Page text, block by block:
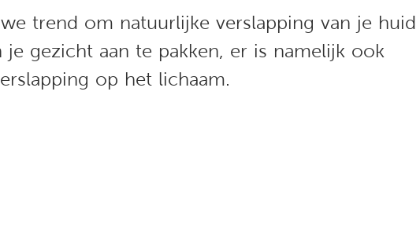
trend om natuurlijke verslapping van je huid
gezicht aan te pakken, er is namelijk ook
op het lichaam.